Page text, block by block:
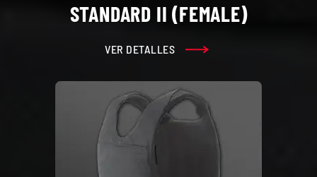
STANDARD II (FEMALE)
VER DETALLES